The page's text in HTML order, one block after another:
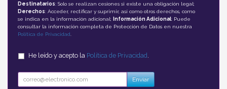
Destinatarios: Solo se realizan cesiones si existe una obligación legal;
Derechos: Acceder, rectificar y suprimir, así como otros derechos, como
se indica en la información adicional;
Información Adicional: Puede
consultar la información completa de Protección de Datos en nuestra
Política de Privacidad
He leído y acepto la Política de Privacidad
Enviar